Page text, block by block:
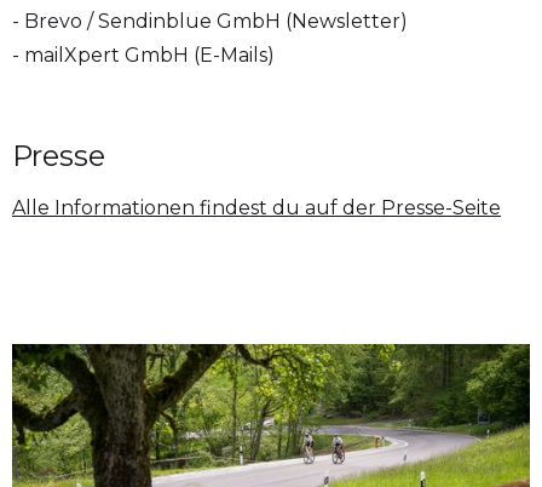
- Brevo / Sendinblue GmbH (Newsletter)
- mailXpert GmbH (E-Mails)
Presse
Alle Informationen findest du auf der Presse-Seite